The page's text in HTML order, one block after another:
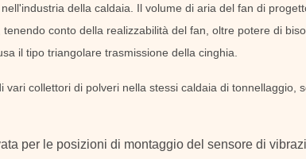
della caldaia. Il volume di aria del fan di
conto della realizzabilità del fan, oltre potere di
il tipo triangolare trasmissione della cinghia.
collettori di polveri nella stessi caldaia di tonnellaggio,
per le posizioni di montaggio del sensore di